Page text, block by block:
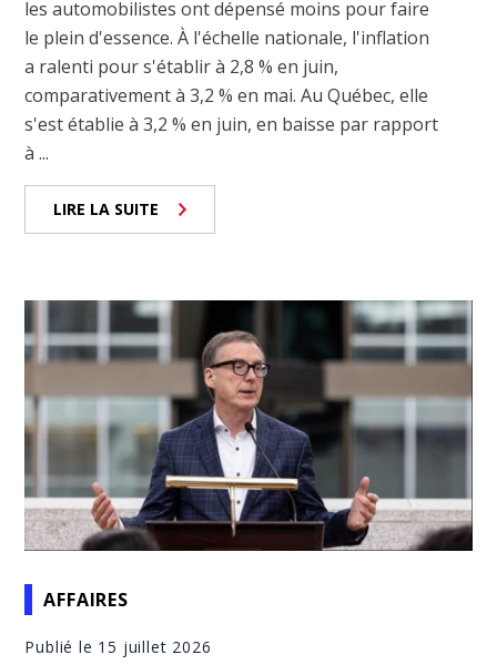
les automobilistes ont dépensé moins pour faire
le plein d'essence. À l'échelle nationale, l'inflation
a ralenti pour s'établir à 2,8 % en juin,
comparativement à 3,2 % en mai. Au Québec, elle
s'est établie à 3,2 % en juin, en baisse par rapport
à ...
LIRE LA SUITE
AFFAIRES
Publié le 15 juillet 2026